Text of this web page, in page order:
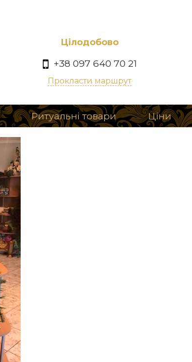
Цілодобово
+38 097 640 70 21
Прокласти маршрут
Ритуальні товари Ціни